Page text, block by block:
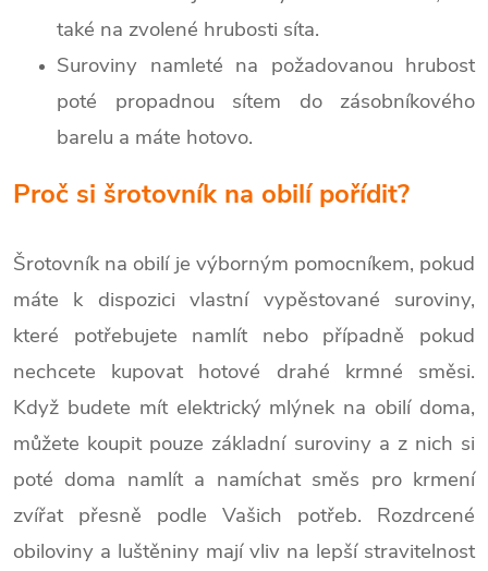
také na zvolené hrubosti síta.
Suroviny namleté na požadovanou hrubost
poté propadnou sítem do zásobníkového
barelu a máte hotovo.
Proč si šrotovník na obilí pořídit?
Šrotovník na obilí je výborným pomocníkem, pokud
máte k dispozici vlastní vypěstované suroviny,
které potřebujete namlít nebo případně pokud
nechcete kupovat hotové drahé krmné směsi.
Když budete mít elektrický mlýnek na obilí doma,
můžete koupit pouze základní suroviny a z nich si
poté doma namlít a namíchat směs pro krmení
zvířat přesně podle Vašich potřeb. Rozdrcené
obiloviny a luštěniny mají vliv na lepší stravitelnost